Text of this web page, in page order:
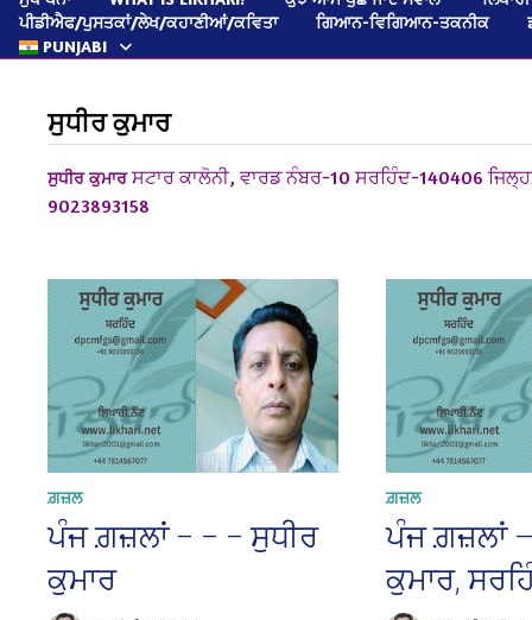
ਪੀਡੀਐਫ/ਪੁਸਤਕਾਂ/ਲੇਖ/ਕਹਾਣੀਆਂ/ਕਵਿਤਾ
ਗਿਆਨ-ਵਿਗਿਆਨ-ਤਕਨੀਕ
PUNJABI
ਸੁਧੀਰ ਕੁਮਾਰ
ਸੁਧੀਰ ਕੁਮਾਰ ਸਟਾਰ ਕਾਲੋਨੀ, ਵਾਰਡ ਨੰਬਰ-10 ਸਰਹਿੰਦ-140406
9023893158
ਗ਼ਜ਼ਲ
ਪੰਜ ਗ਼ਜ਼ਲਾਂ – – – ਸੁਧੀਰ
ਕੁਮਾਰ
ਗ਼ਜ਼ਲ
ਪੰਜ ਗ਼ਜ਼ਲਾਂ
ਕੁਮਾਰ,